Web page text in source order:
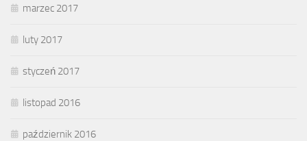
marzec 2017
luty 2017
styczeń 2017
listopad 2016
październik 2016